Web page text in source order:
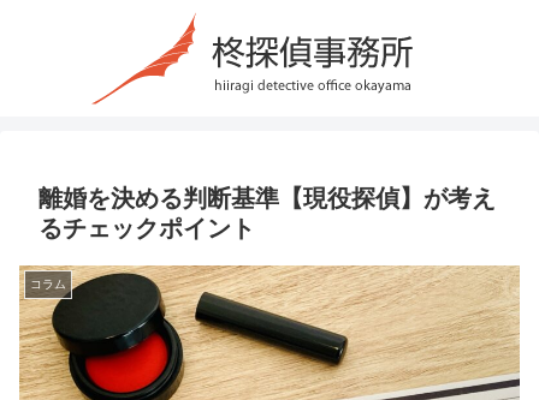
離婚を決める判断基準【現役探偵】が考え
るチェックポイント
コラム